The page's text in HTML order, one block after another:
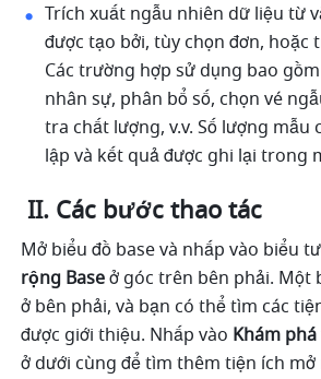
Trích xuất ngẫu nhiên dữ liệu từ
được tạo bởi, tùy chọn đơn, hoặc
Các trường hợp sử dụng bao
nhân sự, phân bổ số, chọn vé
tra chất lượng, v.v. Số lượng mẫu
lập và kết quả được ghi lại trong
II. Các bước thao tác
Mở biểu đồ base và nhấp vào biểu
rộng Base ở góc trên bên phải. Một
ở bên phải, và bạn có thể tìm các
được giới thiệu. Nhấp vào Khám
ở dưới cùng để tìm thêm tiện ích mở